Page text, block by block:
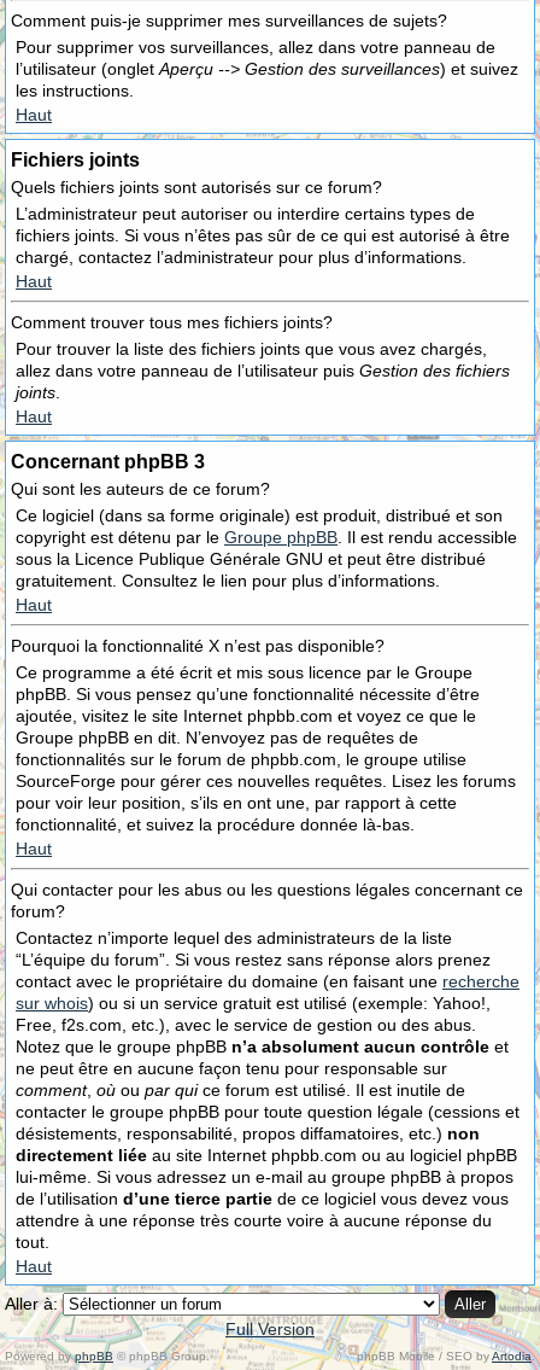
Comment puis-je supprimer mes surveillances de sujets?
Pour supprimer vos surveillances, allez dans votre panneau de
l’utilisateur (onglet Aperçu --> Gestion des surveillances) et suivez
les instructions.
Haut
Fichiers joints
Quels fichiers joints sont autorisés sur ce forum?
L’administrateur peut autoriser ou interdire certains types de
fichiers joints. Si vous n’êtes pas sûr de ce qui est autorisé à être
chargé, contactez l’administrateur pour plus d’informations.
Haut
Comment trouver tous mes fichiers joints?
Pour trouver la liste des fichiers joints que vous avez chargés,
allez dans votre panneau de l’utilisateur puis Gestion des fichiers
joints
Haut
Concernant phpBB 3
Qui sont les auteurs de ce forum?
Ce logiciel (dans sa forme originale) est produit, distribué et son
copyright est détenu par le Groupe phpBB . Il est rendu accessible
sous la Licence Publique Générale GNU et peut être distribué
gratuitement. Consultez le lien pour plus d’informations.
Haut
Pourquoi la fonctionnalité X n’est pas disponible?
Ce programme a été écrit et mis sous licence par le Groupe
phpBB. Si vous pensez qu’une fonctionnalité nécessite d’être
ajoutée, visitez le site Internet phpbb.com et voyez ce que le
Groupe phpBB en dit. N’envoyez pas de requêtes de
fonctionnalités sur le forum de phpbb.com, le groupe utilise
SourceForge pour gérer ces nouvelles requêtes. Lisez les forums
pour voir leur position, s’ils en ont une, par rapport à cette
fonctionnalité, et suivez la procédure donnée là-bas.
Haut
Qui contacter pour les abus ou les questions légales concernant ce
forum?
Contactez n’importe lequel des administrateurs de la liste
“L’équipe du forum”. Si vous restez sans réponse alors prenez
contact avec le propriétaire du domaine (en faisant une recherche
sur whois) ou si un service gratuit est utilisé (exemple: Yahoo!,
Free, f2s.com, etc.), avec le service de gestion ou des abus.
Notez que le groupe phpBB n’a absolument aucun contrôle et
ne peut être en aucune façon tenu pour responsable sur
comment, où ou par quice forum est utilisé. Il est inutile de
contacter le groupe phpBB pour toute question légale (cessions et
désistements, responsabilité, propos diffamatoires, etc.) non
directement liée au site Internet phpbb.com ou au logiciel phpBB
lui-même. Si vous adressez un e-mail au groupe phpBB à propos
de l’utilisation d’une tierce partie de ce logiciel vous devez vous
attendre à une réponse très courte voire à aucune réponse du
tout.
Haut
Aller à:
Full Version
Powered byphpBB © phpBB Group. phpBB Mobile / SEO byArtodia.